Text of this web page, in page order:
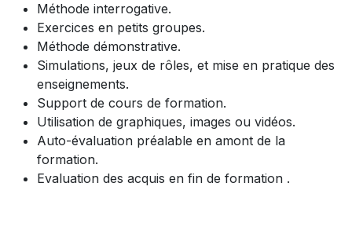
Méthode interrogative.
Exercices en petits groupes.
Méthode démonstrative.
Simulations, jeux de rôles, et mise en pratique des
enseignements.
Support de cours de formation.
Utilisation de graphiques, images ou vidéos.
Auto-évaluation préalable en amont de la
formation.
Evaluation des acquis en fin de formation .